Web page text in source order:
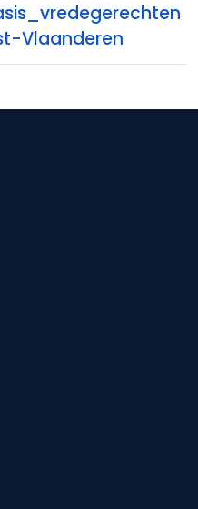
Vlaanderen